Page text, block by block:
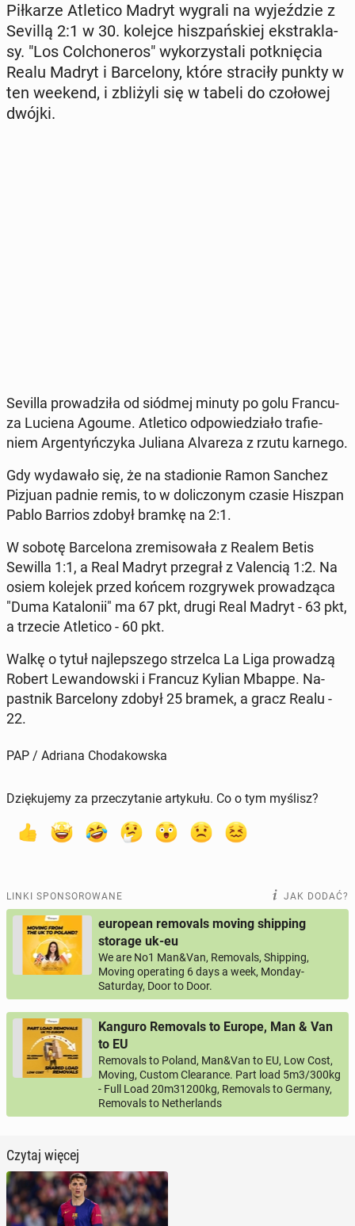
Pił­ka­rze Atle­ti­co Madryt wygrali na wy­jeź­dzie z
Sevillą 2:1 w 30. kolejce hisz­pań­skiej eks­tra­kla­
sy. "Los Col­cho­ne­ros" wy­ko­rzy­sta­li po­tknię­cia
Realu Madryt i Bar­ce­lo­ny, które stra­ci­ły punkty w
ten weekend, i zbli­ży­li się w tabeli do czo­ło­wej
dwójki.
Sevilla pro­wa­dzi­ła od siódmej minuty po golu Fran­cu­
za Luciena Agoume. Atle­ti­co od­po­wie­dzia­ło tra­fie­
niem Ar­gen­tyń­czy­ka Juliana Alva­re­za z rzutu karnego.
Gdy wy­da­wa­ło się, że na sta­dio­nie Ramon Sanchez
Pizjuan padnie remis, to w do­li­czo­nym czasie Hiszpan
Pablo Barrios zdobył bramkę na 2:1.
W sobotę Bar­ce­lo­na zre­mi­so­wa­ła z Realem Betis
Sewilla 1:1, a Real Madryt prze­grał z Va­len­cią 1:2. Na
osiem kolejek przed końcem roz­gry­wek pro­wa­dzą­ca
"Duma Ka­ta­lo­nii" ma 67 pkt, drugi Real Madryt - 63 pkt,
a trzecie Atle­ti­co - 60 pkt.
Walkę o tytuł naj­lep­sze­go strzel­ca La Liga pro­wa­dzą
Robert Le­wan­dow­ski i Francuz Kylian Mbappe. Na­
past­nik Bar­ce­lo­ny zdobył 25 bramek, a gracz Realu -
22.
PAP / Adriana Chodakowska
Dziękujemy za przeczytanie artykułu. Co o tym myślisz?
LINKI SPONSOROWANE JAK DODAĆ?
european removals moving shipping
storage uk-eu
We are No1 Man&Van, Removals, Shipping,
Moving operating 6 days a week, Monday-
Saturday, Door to Door.
Kanguro Removals to Europe, Man & Van
to EU
Removals to Poland, Man&Van to EU, Low Cost,
Moving, Custom Clearance. Part load 5m3/300kg
- Full Load 20m31200kg, Removals to Germany,
Removals to Netherlands
Czytaj więcej